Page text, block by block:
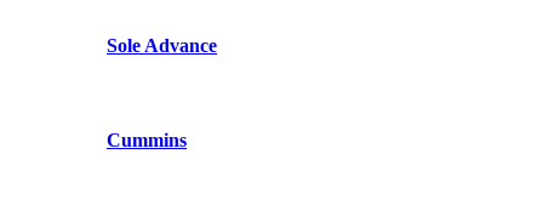
Sole Advance
Cummins